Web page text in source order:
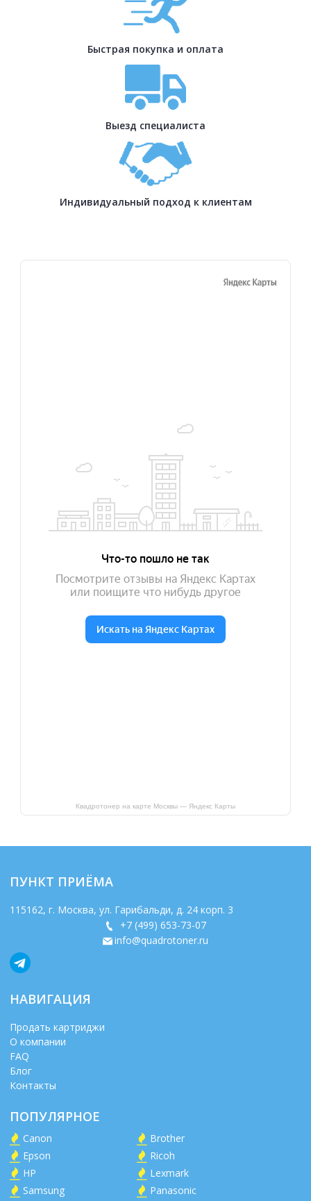
Быстрая покупка и оплата
Выезд специалиста
Индивидуальный подход к клиентам
Квадротонер на карте Москвы — Яндекс Карты
ПУНКТ ПРИЁМА
115162, г. Москва, ул. Гарибальди, д. 24 корп. 3
+7 (499) 653-73-07
info@quadrotoner.ru
НАВИГАЦИЯ
Продать картриджи
О компании
FAQ
Блог
Контакты
ПОПУЛЯРНОЕ
Canon
Brother
Epson
Ricoh
HP
Lexmark
Samsung
Panasonic